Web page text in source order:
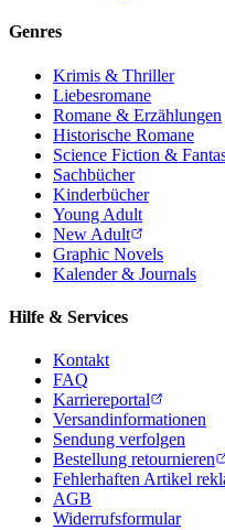
Genres
Krimis & Thriller
Liebesromane
Romane & Erzählungen
Historische Romane
Science Fiction &
Sachbücher
Kinderbücher
Young Adult
New Adult
Graphic Novels
Kalender & Journals
Hilfe & Services
Kontakt
FAQ
Karriereportal
Versandinformationen
Sendung verfolgen
Bestellung retournieren
Fehlerhaften Artikel
AGB
Widerrufsformular